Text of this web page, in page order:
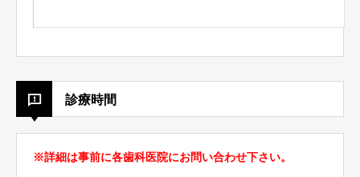
診療時間
※詳細は事前に各歯科医院にお問い合わせ下さい。